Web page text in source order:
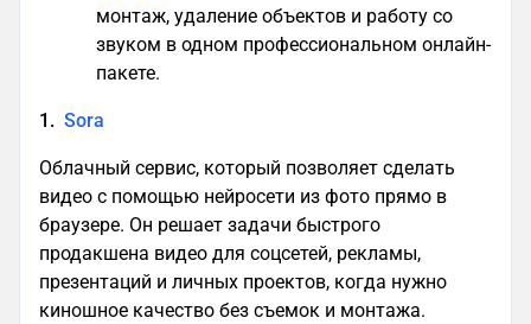
монтаж, удаление объектов и работу со
звуком в одном профессиональном онлайн-
пакете.
1. Sora
Облачный сервис, который позволяет сделать
видео с помощью нейросети из фото прямо в
браузере. Он решает задачи быстрого
продакшена видео для соцсетей, рекламы,
презентаций и личных проектов, когда нужно
киношное качество без съемок и монтажа.